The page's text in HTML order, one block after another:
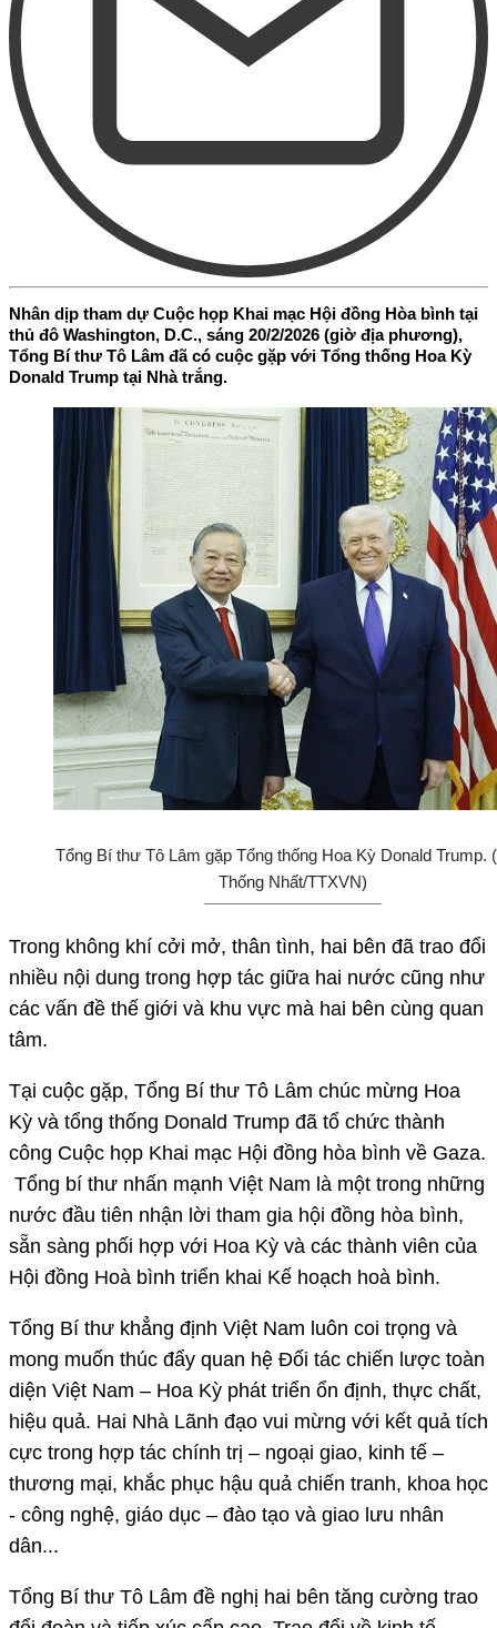
Nhân dịp tham dự Cuộc họp Khai mạc Hội đồng Hòa bình tại
thủ đô Washington, D.C., sáng 20/2/2026 (giờ địa phương),
Tổng Bí thư Tô Lâm đã có cuộc gặp với Tổng thống Hoa Kỳ
Donald Trump tại Nhà trắng.
Tổng Bí thư Tô Lâm gặp Tổng thống Hoa Kỳ Donald Trump.
Thống Nhất/TTXVN)
Trong không khí cởi mở, thân tình, hai bên đã trao đổi
nhiều nội dung trong hợp tác giữa hai nước cũng như
các vấn đề thế giới và khu vực mà hai bên cùng quan
tâm.
Tại cuộc gặp, Tổng Bí thư Tô Lâm chúc mừng Hoa
Kỳ và tổng thống Donald Trump đã tổ chức thành
công Cuộc họp Khai mạc Hội đồng hòa bình về Gaza.
Tổng bí thư nhấn mạnh Việt Nam là một trong những
nước đầu tiên nhận lời tham gia hội đồng hòa bình,
sẵn sàng phối hợp với Hoa Kỳ và các thành viên của
Hội đồng Hoà bình triển khai Kế hoạch hoà bình.
Tổng Bí thư khẳng định Việt Nam luôn coi trọng và
mong muốn thúc đẩy quan hệ Đối tác chiến lược toàn
diện Việt Nam – Hoa Kỳ phát triển ổn định, thực chất,
hiệu quả. Hai Nhà Lãnh đạo vui mừng với kết quả tích
cực trong hợp tác chính trị – ngoại giao, kinh tế –
thương mại, khắc phục hậu quả chiến tranh, khoa học
- công nghệ, giáo dục – đào tạo và giao lưu nhân
dân...
Tổng Bí thư Tô Lâm đề nghị hai bên tăng cường trao